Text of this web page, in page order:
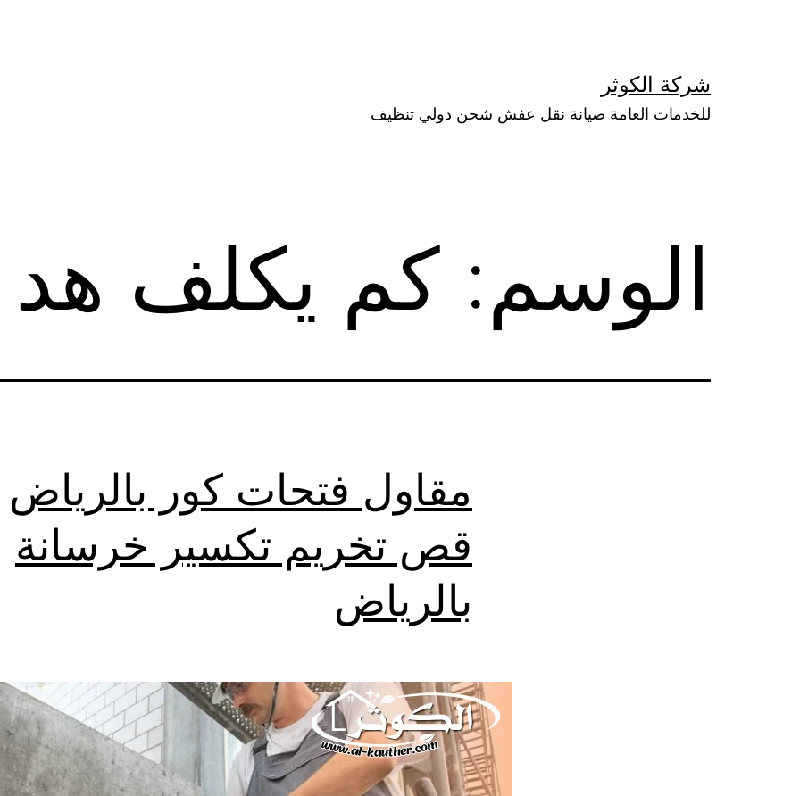
شركة الكوثر
للخدمات العامة صيانة نقل عفش شحن دولي تنظيف
الوسم: كم يكلف هد
مقاول فتحات كور بالرياض
قص تخريم تكسير خرسانة
بالرياض